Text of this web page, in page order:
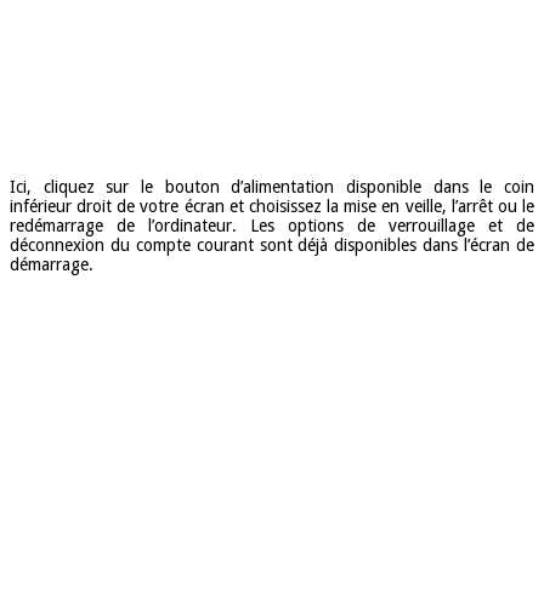
Ici, cliquez sur le bouton d’alimentation disponible dans le coin
inférieur droit de votre écran et choisissez la mise en veille, l’arrêt ou le
redémarrage de l’ordinateur. Les options de verrouillage et de
déconnexion du compte courant sont déjà disponibles dans l’écran de
démarrage.